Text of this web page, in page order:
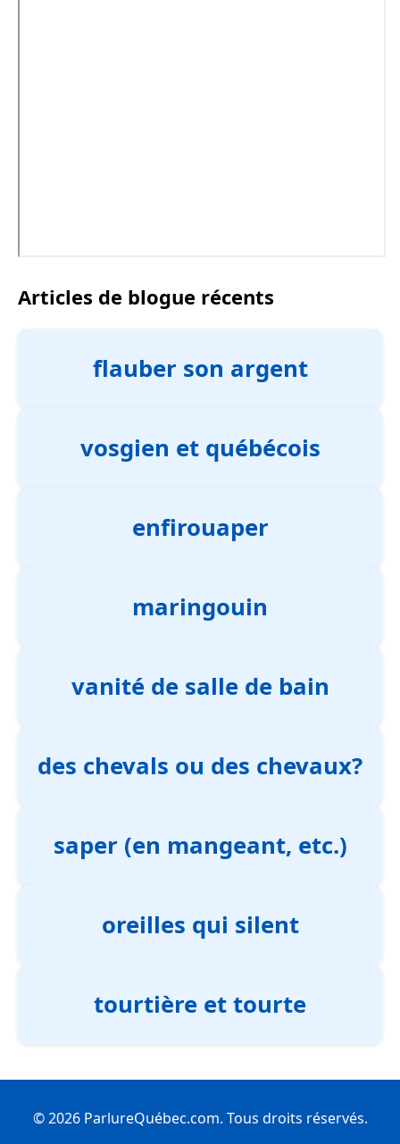
Articles de blogue récents
flauber son argent
vosgien et québécois
enfirouaper
maringouin
vanité de salle de bain
des chevals ou des chevaux?
saper (en mangeant, etc.)
oreilles qui silent
tourtière et tourte
© 2026 ParlureQuébec.com. Tous droits réservés.